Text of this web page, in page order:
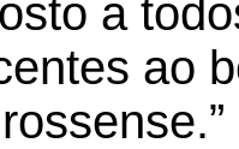
a
ao